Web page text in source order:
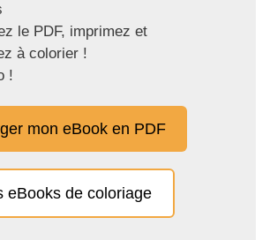
le PDF, imprimez et
à colorier !
!
mon eBook en PDF
eBooks de coloriage